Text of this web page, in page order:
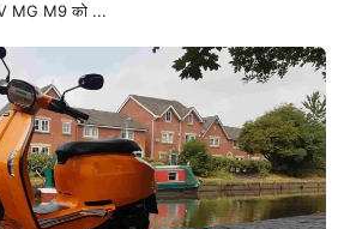
MG M9 को ...